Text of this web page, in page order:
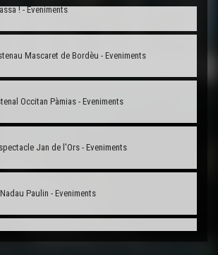
! - Eveniments
Mascaret de Bordèu - Eveniments
Occitan Pàmias - Eveniments
Jan de l'Ors - Eveniments
Paulin - Eveniments
a Anglet - Eveniments